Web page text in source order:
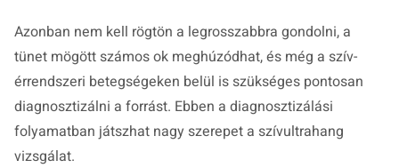
Azonban nem kell rögtön a legrosszabbra gondolni, a
tünet mögött számos ok meghúzódhat, és még a szív-
érrendszeri betegségeken belül is szükséges pontosan
diagnosztizálni a forrást. Ebben a diagnosztizálási
folyamatban játszhat nagy szerepet a szívultrahang
vizsgálat.